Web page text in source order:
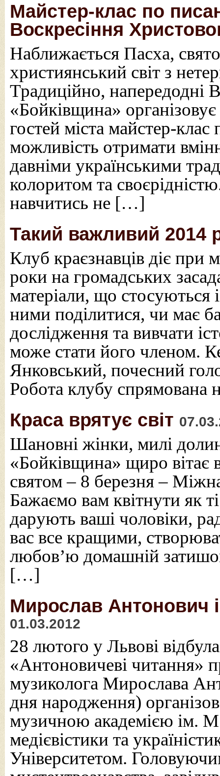
Майстер-клас по
Воскресіння
Наближається Пасха,
християнський світ з
Традиційно, напередодні
«Бойківщина»
гостей міста майстер-
можливість отримати
давніми українськими
колоритом та
навчитись не […]
Такий важливий 2014
Клуб краєзнавців діє при
роки на громадських
матеріали, що стосуються
ними поділитися, чи має
дослідження та вивчати
може стати його членом.
Янковський, почесний
Робота клубу
Краса врятує світ
Шановні жінки, милі
«Бойківщина» щиро вітає
святом – 8 березня –
Бажаємо вам квітнути як
дарують ваші чоловіки,
вас все кращими,
любов’ю домашній
[…]
Мирослав Антонович
01.03.2012
28 лютого у Львові
«Антоновичеві читання»
музиколога Мирослава
дня народження)
музичною академією ім.
медієвістики та
Університетом.